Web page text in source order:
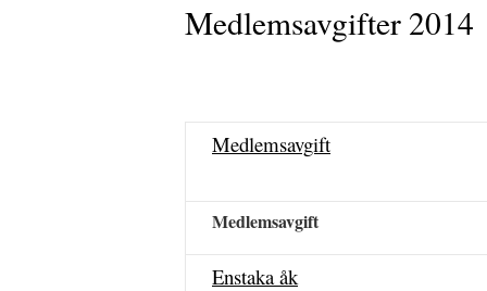
Medlemsavgifter 2014
Medlemsavgift
Medlemsavgift
Enstaka åk